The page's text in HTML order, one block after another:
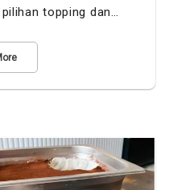
topping dan…